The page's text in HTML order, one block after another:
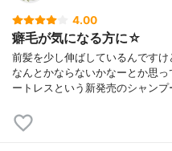
4.00
癖毛が気になる方に☆
前髪を少し伸ばしているんです
なんとかならないかなーとか思
ートレスという新発売のシャン